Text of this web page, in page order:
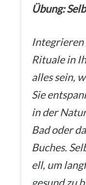
Übung:
Inte­grie­ren
Ritua­le in
alles sein,
Sie
in der
Bad oder
Buches.
ell, um